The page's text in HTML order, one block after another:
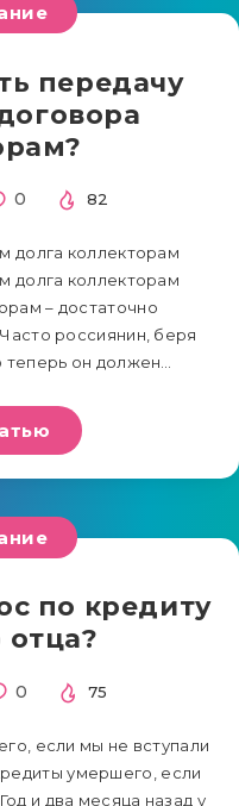
передачу
0 82
долга коллекторам
долга коллекторам
– достаточно
россиянин, беря
теперь он должен…
по кредиту
0 75
если мы не вступали
умершего, если
и два месяца назад у